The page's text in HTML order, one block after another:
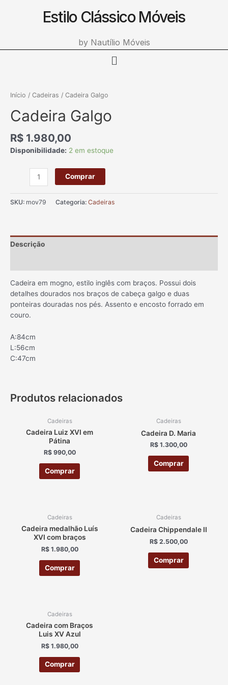
Estilo Clássico Móveis
by Nautílio Móveis
Menu
Início / Cadeiras / Cadeira Galgo
Cadeira Galgo
R$ 1.980,00
Disponibilidade: 2 em estoque
Galgo
Comprar
SKU: mov79 Categoria: Cadeiras
Descrição
Cadeira em mogno, estilo inglês com braços. Possui dois
detalhes dourados nos braços de cabeça galgo e duas
ponteiras douradas nos pés. Assento e encosto forrado em
couro.
A:84cm
L:56cm
C:47cm
Produtos relacionados
Cadeiras
Cadeira Luiz XVI em
Pátina
R$990,00
Comprar
Cadeiras
Cadeira D. Maria
R$1.300,00
Comprar
Cadeiras
Cadeira medalhão Luís
XVI com braços
R$1.980,00
Comprar
Cadeiras
Cadeira Chippendale II
R$2.500,00
Comprar
Cadeiras
Cadeira com Braços
Luis XV Azul
R$1.980,00
Comprar